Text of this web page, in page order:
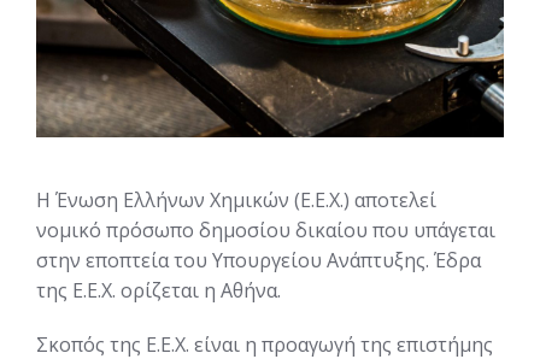
Η Ένωση Ελλήνων Χημικών (Ε.Ε.Χ.) αποτελεί
νομικό πρόσωπο δημοσίου δικαίου που υπάγεται
στην εποπτεία του Υπουργείου Ανάπτυξης. Έδρα
της Ε.Ε.Χ. ορίζεται η Αθήνα.
Σκοπός της Ε.Ε.Χ. είναι η προαγωγή της επιστήμης